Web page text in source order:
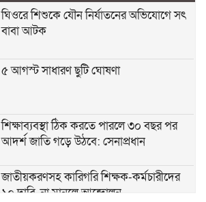
ঘিওরে শিশুকে যৌন নির্যাতনের অভিযোগে সৎ
বাবা আটক
৫ আগস্ট সাধারণ ছুটি ঘোষণা
শিক্ষাব্যবস্থা ঠিক করতে পারলে ৩০ বছর পর
আদর্শ জাতি গড়ে উঠবে: সেনাপ্রধান
জাতীয়করণসহ কারিগরি শিক্ষক-কর্মচারীদের
১০ দাবি, না মানলে আন্দোলন